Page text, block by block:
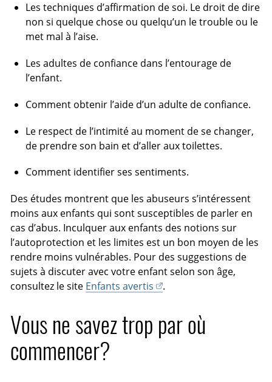
Les techniques d’affirmation de soi. Le droit de dire
non si quelque chose ou quelqu’un le trouble ou le
met mal à l’aise.
Les adultes de confiance dans l’entourage de
l’enfant.
Comment obtenir l’aide d’un adulte de confiance.
Le respect de l’intimité au moment de se changer,
de prendre son bain et d’aller aux toilettes.
Comment identifier ses sentiments.
Des études montrent que les abuseurs s’intéressent
moins aux enfants qui sont susceptibles de parler en
cas d’abus. Inculquer aux enfants des notions sur
l’autoprotection et les limites est un bon moyen de les
rendre moins vulnérables. Pour des suggestions de
sujets à discuter avec votre enfant selon son âge,
consultez le site Enfants avertis .
Vous ne savez trop par où
commencer?